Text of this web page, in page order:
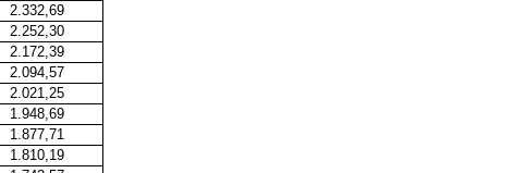
2.332,69
2.252,30
2.172,39
2.094,57
2.021,25
1.948,69
1.877,71
1.810,19